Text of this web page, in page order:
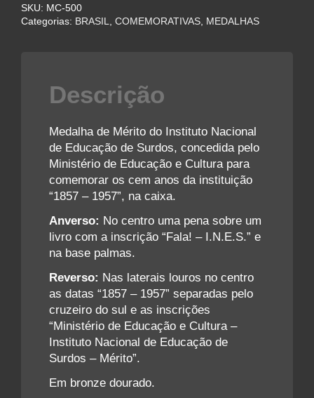
Educação
de
quantidade
SKU: MC-500
Categorias: BRASIL COMEMORATIVAS MEDALHAS
Descrição
Medalha de Mérito do Instituto Nacional
de Educação de Surdos, concedida pelo
Ministério de Educação e Cultura para
comemorar os cem anos da instituição
“1857 – 1957”, na caixa.
Anverso: No centro uma pena sobre um
livro com a inscrição “Fala! – I.N.E.S.” e
na base palmas.
Reverso: Nas laterais louros no centro
as datas “1857 – 1957” separadas pelo
cruzeiro do sul e as inscrições
“Ministério de Educação e Cultura –
Instituto Nacional de Educação de
Surdos – Mérito”.
Em bronze dourado.